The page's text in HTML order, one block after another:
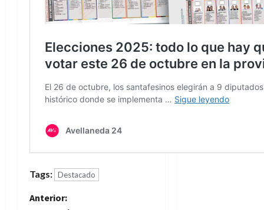
Tags: Destacado
N
Anterior: